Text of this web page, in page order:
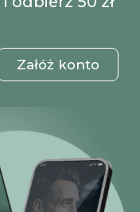
Załóż konto